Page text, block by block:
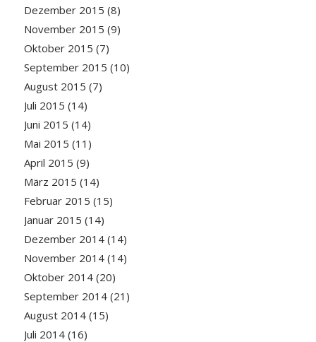
Dezember 2015 (8)
November 2015 (9)
Oktober 2015 (7)
September 2015 (10)
August 2015 (7)
Juli 2015 (14)
Juni 2015 (14)
Mai 2015 (11)
April 2015 (9)
März 2015 (14)
Februar 2015 (15)
Januar 2015 (14)
Dezember 2014(14)
November 2014(14)
Oktober 2014(20)
September 2014(21)
August 2014(15)
Juli 2014(16)